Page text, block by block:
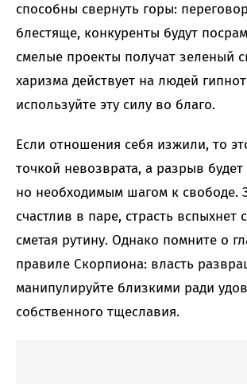
способны свернуть горы:
блестяще, конкуренты будут
смелые проекты получат зеленый
харизма действует на людей
используйте эту силу во благо.
Если отношения себя изжили, то
точкой невозврата, а разрыв
но необходимым шагом к свободе.
счастлив в паре, страсть вспыхнет
сметая рутину. Однако помните о
правиле Скорпиона: власть
манипулируйте близкими ради
собственного тщеславия.